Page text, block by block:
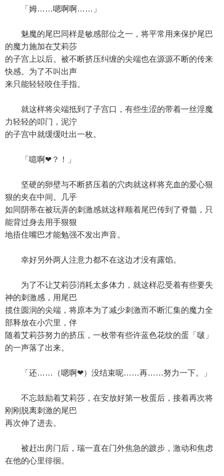
「姆……嗯啊啊……」
魅魔的尾巴同样是敏感部位之一，将平常用来保护尾巴
的魔力施加在艾莉莎
的子宫上以后。被不断挤压纠缠的尖端也在源源不断的传来
快感。为了不叫出声
来只能轻轻咬住手指。
就这样将尖端抵到了子宫口，有些生涩的带着一丝淫魔
力轻轻的叩门，泥泞
的子宫中就缓缓吐出一枚。
「噫啊❤？！」
坚硬的卵壁与不断挤压着的穴肉就这样将充血的爱心狠
狠的夹在中间。几乎
如同阴蒂在被玩弄的刺激感就这样顺着尾巴传到了脊髓，只
能背过身去用手狠狠
地捂住嘴巴才能勉强不发出声音。
幸好另外两人注意力都不在这边才没有露馅。
为了不让艾莉莎消耗太多体力，就这样忍受着有些要失
神的刺激感，用尾巴
揽住圆润的尖端，将原本为了减少刺激而不断汇集的魔力全
部释放在小穴里，伴
随着艾莉莎努力的挤压，一枚带有些许蓝色花纹的蛋「啵」
的一声落了出来。
「还……（嗯啊❤）没结束呢……再……努力一下。」
不忘鼓励着艾莉莎，在安放好第一枚蛋后，接着再次将
刚刚脱离刺激的尾巴
再次伸了进去。
被赶出房门后，瑞一直在门外焦急的踱步，激动和焦虑
在他的心里徘徊。